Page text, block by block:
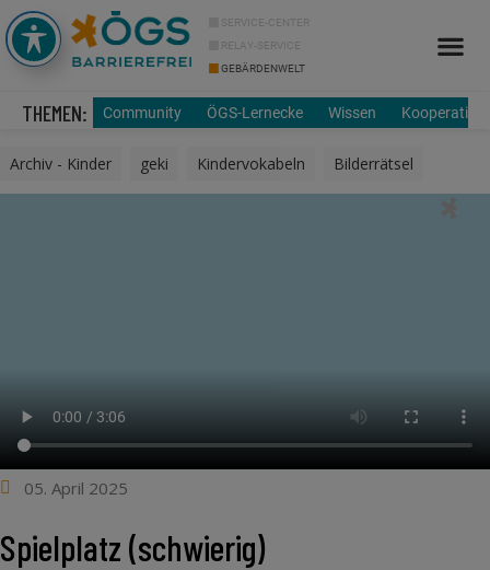
SERVICE-CENTER
RELAY-SERVICE
GEBÄRDENWELT
THEMEN: Community ÖGS-Lernecke Wissen
Archiv - Kinder geki Kindervokabeln Bilderrätsel
05. April 2025
Spielplatz (schwierig)